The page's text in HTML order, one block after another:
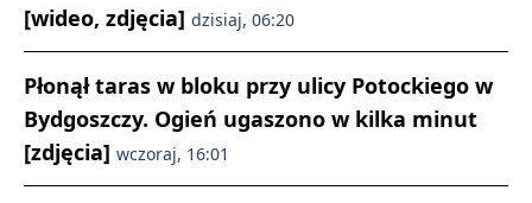
[wideo, zdjęcia] dzisiaj, 06:20
Płonął taras w bloku przy ulicy Potockiego w
Bydgoszczy. Ogień ugaszono w kilka minut
[zdjęcia] wczoraj, 16:01